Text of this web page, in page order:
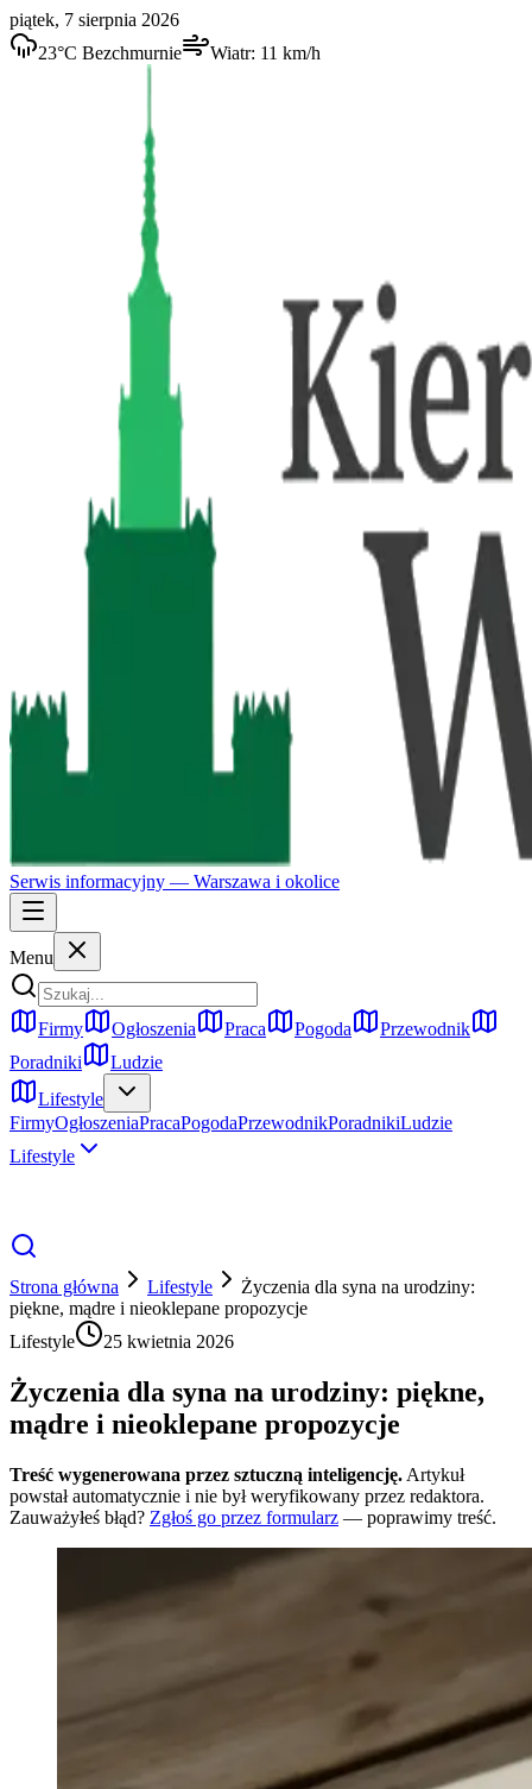
piątek, 7 sierpnia 2026
23°C Bezchmurnie Wiatr: 11 km/h
Serwis informacyjny — Warszawa i okolice
Menu
Firmy Ogłoszenia Praca Pogoda
Przewodnik
Poradniki
Ludzie
Lifestyle
FirmyOgłoszeniaPracaPogodaPrzewodnikPoradnikiLudzie
Lifestyle
Strona główna Lifestyle
Życzenia dla syna na urodziny:
piękne, mądre i nieoklepane propozycje
Lifestyle
25 kwietnia 2026
Życzenia dla syna na urodziny: piękne,
mądre i nieoklepane propozycje
Treść wygenerowana przez sztuczną inteligencję. Artykuł
powstał automatycznie i nie był weryfikowany przez redaktora.
Zauważyłeś błąd? Zgłoś go przez formularz — poprawimy treść.